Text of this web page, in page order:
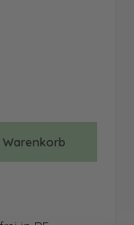
Warenkorb